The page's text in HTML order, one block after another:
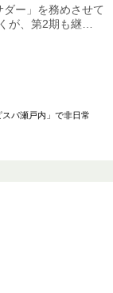
ー」を務めさせて
が、第2期も継…
パ瀬戸内」で非日常